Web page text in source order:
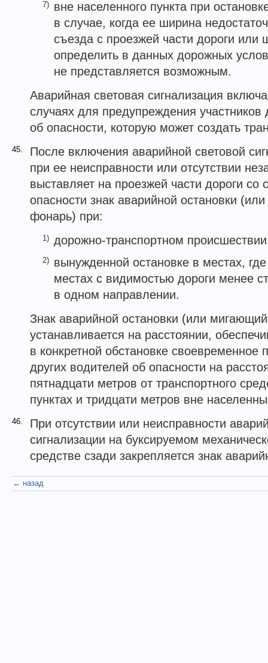
7) вне населенного пункта при
в случае, когда ее ширина
съезда с проезжей части дороги или
определить в данных дорожных
не представляется возможным.
Аварийная световая сигнализация
случаях для предупреждения участников
об опасности, которую может создать
45.
После включения аварийной световой
при ее неисправности или отсутствии
выставляет на проезжей части дороги
опасности знак аварийной остановки
фонарь) при:
1) дорожно-транспортном
2) вынужденной остановке в местах,
местах с видимостью дороги менее
в одном направлении.
Знак аварийной остановки (или
устанавливается на расстоянии,
в конкретной обстановке своевременное
других водителей об опасности на
пятнадцати метров от транспортного
пунктах и тридцати метров вне
46.
При отсутствии или неисправности
сигнализации на буксируемом
средстве сзади закрепляется знак
← назад